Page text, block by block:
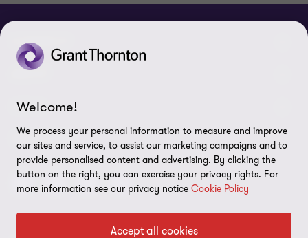
CONNECT
Nuestra gente
Contáctenos
Nuestras Oficinas
ABOUT
Acerca de nosotros
Carreras
LEGAL
Exención de responsabilidades
Política de Privacidad
Certificado LSQA
SEGUINOS
Welcome!
We process your personal information to measure and improve
our sites and service, to assist our marketing campaigns and to
provide personalised content and advertising. By clicking the
button on the right, you can exercise your privacy rights. For
more information see our privacy notice Cookie Policy
Accept all cookies